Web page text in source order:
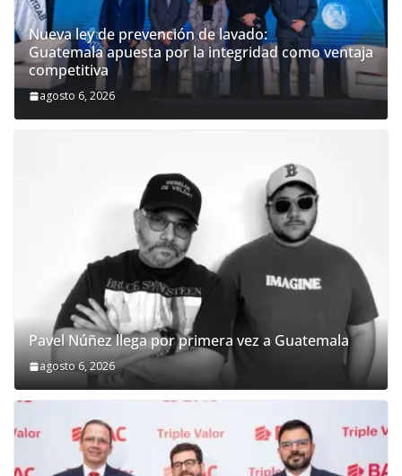
Nueva ley de prevención de lavado:
Guatemala apuesta por la integridad como ventaja
competitiva
agosto 6, 2026
Pavel Núñez llega por primera vez a Guatemala
agosto 6, 2026